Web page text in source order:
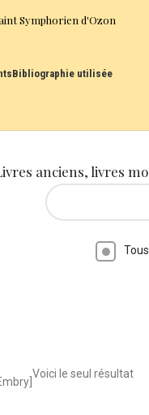
Symphorien d'Ozon
Bibliographie utilisée
anciens, livres
Tous
Voici le seul résultat